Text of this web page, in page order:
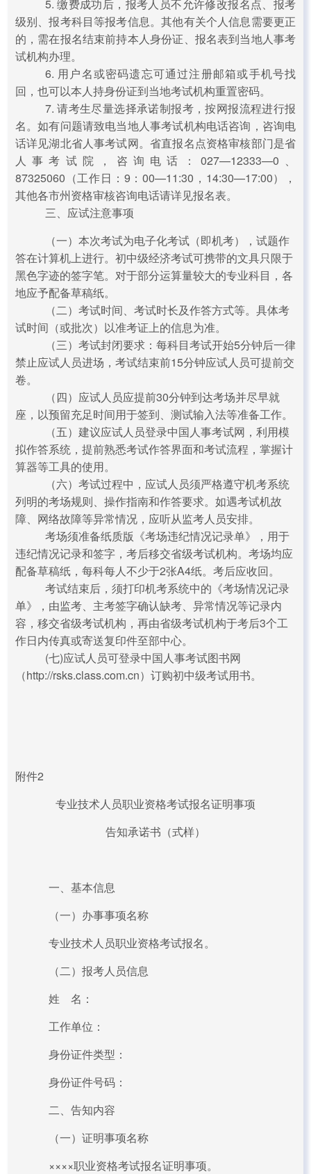
5. 缴费成功后，报考人员不允许修改报名点、报考
级别、报考科目等报考信息。其他有关个人信息需要更正
的，需在报名结束前持本人身份证、报名表到当地人事考
试机构办理。
6. 用户名或密码遗忘可通过注册邮箱或手机号找
回，也可以本人持身份证到当地考试机构重置密码。
7. 请考生尽量选择承诺制报考，按网报流程进行报
名。如有问题请致电当地人事考试机构电话咨询，咨询电
话详见湖北省人事考试网。省直报名点资格审核部门是省
人事考试院，咨询电话：027—12333—0、
87325060（工作日：9：00—11:30，14:30—17:00），
其他各市州资格审核咨询电话请详见报名表。
三、应试注意事项
（一）本次考试为电子化考试（即机考），试题作
答在计算机上进行。初中级经济考试可携带的文具只限于
黑色字迹的签字笔。对于部分运算量较大的专业科目，各
地应予配备草稿纸。
（二）考试时间、考试时长及作答方式等。具体考
试时间（或批次）以准考证上的信息为准。
（三）考试封闭要求：每科目考试开始5分钟后一律
禁止应试人员进场，考试结束前15分钟应试人员可提前交
卷。
（四）应试人员应提前30分钟到达考场并尽早就
座，以预留充足时间用于签到、测试输入法等准备工作。
（五）建议应试人员登录中国人事考试网，利用模
拟作答系统，提前熟悉考试作答界面和考试流程，掌握计
算器等工具的使用。
（六）考试过程中，应试人员须严格遵守机考系统
列明的考场规则、操作指南和作答要求。如遇考试机故
障、网络故障等异常情况，应听从监考人员安排。
考场须准备纸质版《考场违纪情况记录单》，用于
违纪情况记录和签字，考后移交省级考试机构。考场均应
配备草稿纸，每科每人不少于2张A4纸。考后应收回。
考试结束后，须打印机考系统中的《考场情况记录
单》，由监考、主考签字确认缺考、异常情况等记录内
容，移交省级考试机构，再由省级考试机构于考后3个工
作日内传真或寄送复印件至部中心。
(七)应试人员可登录中国人事考试图书网
（http://rsks.class.com.cn）订购初中级考试用书。
附件2
专业技术人员职业资格考试报名证明事项
告知承诺书（式样）
一、基本信息
（一）办事事项名称
专业技术人员职业资格考试报名。
（二）报考人员信息
姓 名：
工作单位：
身份证件类型：
身份证件号码：
二、告知内容
（一）证明事项名称
××××职业资格考试报名证明事项。